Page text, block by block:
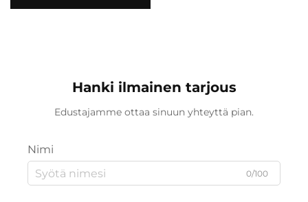
teräsrunkoinen
Hanki ilmainen tarjous
Edustajamme ottaa sinuun yhteyttä pian.
Nimi
0/100